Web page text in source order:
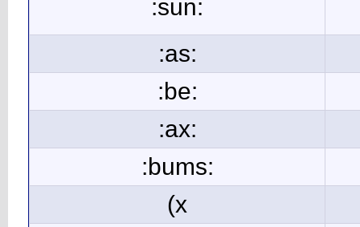
:sun:
:as:
:be:
:ax:
:bums:
(x